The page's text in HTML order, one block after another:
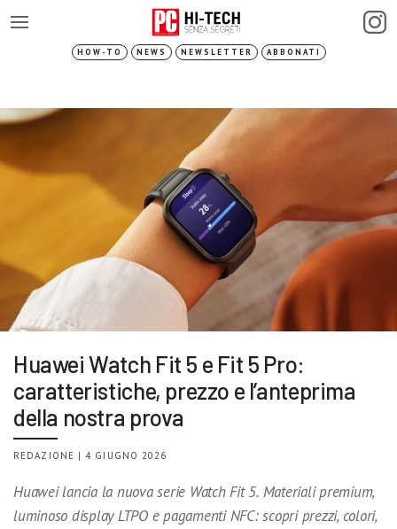
HOW-TO NEWS NEWSLETTER ABBONATI
Huawei Watch Fit 5 e Fit 5 Pro:
caratteristiche, prezzo e l’anteprima
della nostra prova
REDAZIONE | 4 GIUGNO 2026
Huawei lancia la nuova serie Watch Fit 5. Materiali premium,
luminoso display LTPO e pagamenti NFC: scopri prezzi, colori,